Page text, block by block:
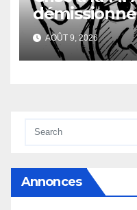
Infantino
AOÛT 9, 2026
Annonces